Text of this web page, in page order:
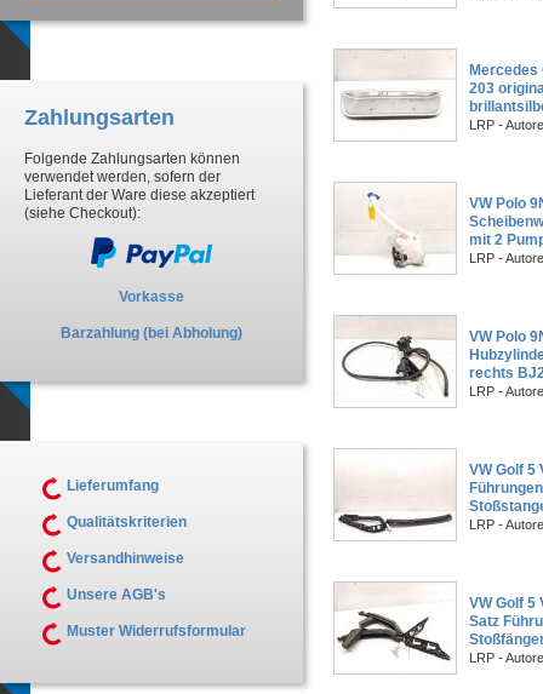
203
LRP -
VW Polo
mit 2
LRP -
VW Polo
rechts
LRP -
VW Golf 5
LRP -
VW Golf 5
Satz
LRP -
Zahlungsarten
Folgende Zahlungsarten können
verwendet werden, sofern der
Lieferant der Ware diese akzeptiert
(siehe Checkout):
Vorkasse
Barzahlung (bei Abholung)
Lieferumfang
Qualitätskriterien
Versandhinweise
Unsere AGB's
Muster Widerrufsformular